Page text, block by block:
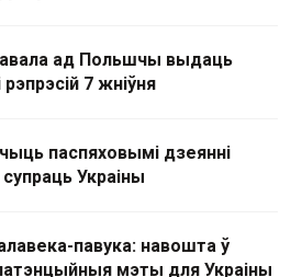
ад Польшчы выдаць
7 жніўня
паспяховымі дзеянні
Украіны
павука: навошта ў
мэты для Украіны